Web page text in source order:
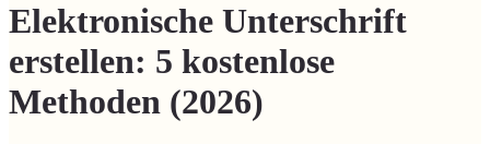
Elektronische Unterschrift
erstellen: 5 kostenlose
Methoden (2026)